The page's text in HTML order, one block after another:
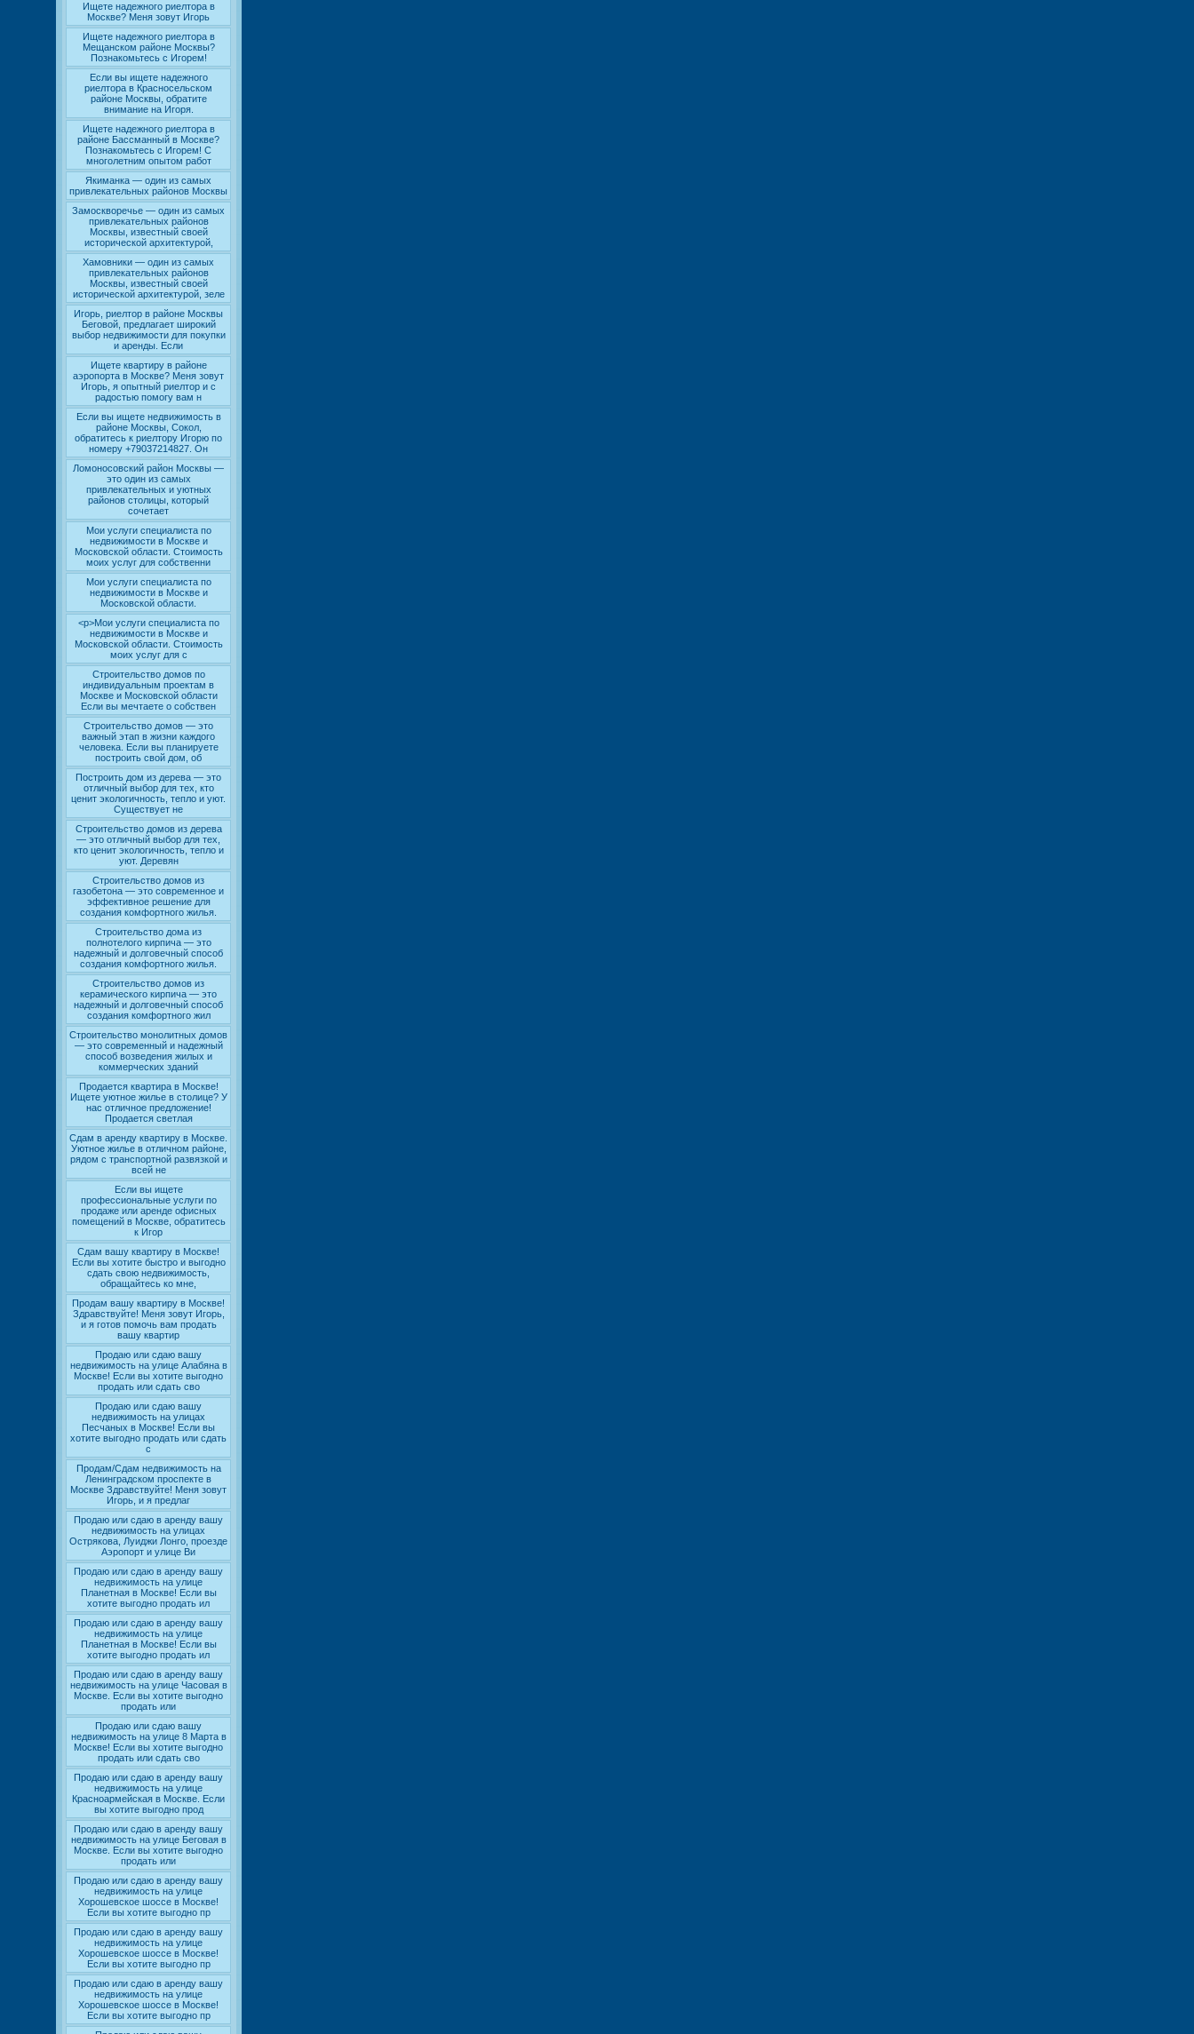
Ищете надежного риелтора в
Москве? Меня зовут Игорь
Ищете надежного риелтора в
Мещанском районе Москвы?
Познакомьтесь с Игорем!
Если вы ищете надежного
риелтора в Красносельском
районе Москвы, обратите
внимание на Игоря.
Ищете надежного риелтора в
районе Бассманный в Москве?
Познакомьтесь с Игорем! С
многолетним опытом работ
Якиманка — один из самых
привлекательных районов Москвы
Замоскворечье — один из самых
привлекательных районов
Москвы, известный своей
исторической архитектурой,
Хамовники — один из самых
привлекательных районов
Москвы, известный своей
исторической архитектурой, зеле
Игорь, риелтор в районе Москвы
Беговой, предлагает широкий
выбор недвижимости для покупки
и аренды. Если
Ищете квартиру в районе
аэропорта в Москве? Меня зовут
Игорь, я опытный риелтор и с
радостью помогу вам н
Если вы ищете недвижимость в
районе Москвы, Сокол,
обратитесь к риелтору Игорю по
номеру +79037214827. Он
Ломоносовский район Москвы —
это один из самых
привлекательных и уютных
районов столицы, который
сочетает
Мои услуги специалиста по
недвижимости в Москве и
Московской области. Стоимость
моих услуг для собственни
Мои услуги специалиста по
недвижимости в Москве и
Московской области.
<p>Мои услуги специалиста по
недвижимости в Москве и
Московской области. Стоимость
моих услуг для с
Строительство домов по
индивидуальным проектам в
Москве и Московской области
Если вы мечтаете о собствен
Строительство домов — это
важный этап в жизни каждого
человека. Если вы планируете
построить свой дом, об
Построить дом из дерева — это
отличный выбор для тех, кто
ценит экологичность, тепло и уют.
Существует не
Строительство домов из дерева
— это отличный выбор для тех,
кто ценит экологичность, тепло и
уют. Деревян
Строительство домов из
газобетона — это современное и
эффективное решение для
создания комфортного жилья.
Строительство дома из
полнотелого кирпича — это
надежный и долговечный способ
создания комфортного жилья.
Строительство домов из
керамического кирпича — это
надежный и долговечный способ
создания комфортного жил
Строительство монолитных домов
— это современный и надежный
способ возведения жилых и
коммерческих зданий
Продается квартира в Москве!
Ищете уютное жилье в столице? У
нас отличное предложение!
Продается светлая
Сдам в аренду квартиру в Москве.
Уютное жилье в отличном районе,
рядом с транспортной развязкой и
всей не
Если вы ищете
профессиональные услуги по
продаже или аренде офисных
помещений в Москве, обратитесь
к Игор
Сдам вашу квартиру в Москве!
Если вы хотите быстро и выгодно
сдать свою недвижимость,
обращайтесь ко мне,
Продам вашу квартиру в Москве!
Здравствуйте! Меня зовут Игорь,
и я готов помочь вам продать
вашу квартир
Продаю или сдаю вашу
недвижимость на улице Алабяна в
Москве! Если вы хотите выгодно
продать или сдать сво
Продаю или сдаю вашу
недвижимость на улицах
Песчаных в Москве! Если вы
хотите выгодно продать или сдать
с
Продам/Сдам недвижимость на
Ленинградском проспекте в
Москве Здравствуйте! Меня зовут
Игорь, и я предлаг
Продаю или сдаю в аренду вашу
недвижимость на улицах
Острякова, Луиджи Лонго, проезде
Аэропорт и улице Ви
Продаю или сдаю в аренду вашу
недвижимость на улице
Планетная в Москве! Если вы
хотите выгодно продать ил
Продаю или сдаю в аренду вашу
недвижимость на улице
Планетная в Москве! Если вы
хотите выгодно продать ил
Продаю или сдаю в аренду вашу
недвижимость на улице Часовая в
Москве. Если вы хотите выгодно
продать или
Продаю или сдаю вашу
недвижимость на улице 8 Марта в
Москве! Если вы хотите выгодно
продать или сдать сво
Продаю или сдаю в аренду вашу
недвижимость на улице
Красноармейская в Москве. Если
вы хотите выгодно прод
Продаю или сдаю в аренду вашу
недвижимость на улице Беговая в
Москве. Если вы хотите выгодно
продать или
Продаю или сдаю в аренду вашу
недвижимость на улице
Хорошевское шоссе в Москве!
Если вы хотите выгодно пр
Продаю или сдаю в аренду вашу
недвижимость на улице
Хорошевское шоссе в Москве!
Если вы хотите выгодно пр
Продаю или сдаю в аренду вашу
недвижимость на улице
Хорошевское шоссе в Москве!
Если вы хотите выгодно пр